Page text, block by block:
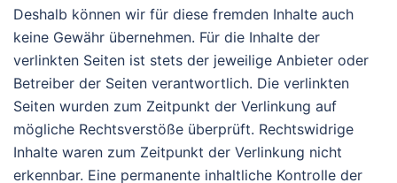
Deshalb können wir für diese fremden Inhalte auch
keine Gewähr übernehmen. Für die Inhalte der
verlinkten Seiten ist stets der jeweilige Anbieter oder
Betreiber der Seiten verantwortlich. Die verlinkten
Seiten wurden zum Zeitpunkt der Verlinkung auf
mögliche Rechtsverstöße überprüft. Rechtswidrige
Inhalte waren zum Zeitpunkt der Verlinkung nicht
erkennbar. Eine permanente inhaltliche Kontrolle der